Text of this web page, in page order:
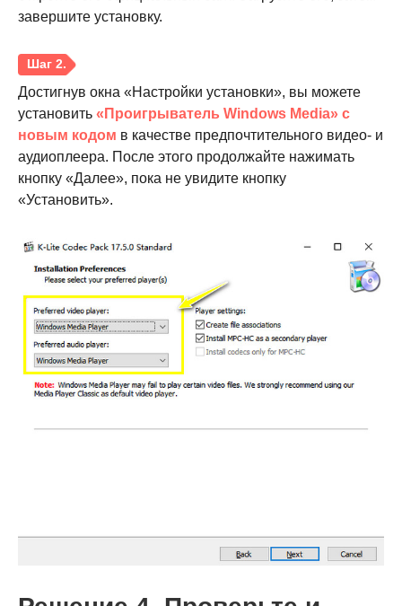
завершите установку.
Достигнув окна «Настройки установки», вы можете
установить «Проигрыватель Windows Media» с
новым кодом в качестве предпочтительного видео- и
аудиоплеера. После этого продолжайте нажимать
кнопку «Далее», пока не увидите кнопку
«Установить».